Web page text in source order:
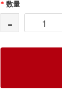
* 数量
-